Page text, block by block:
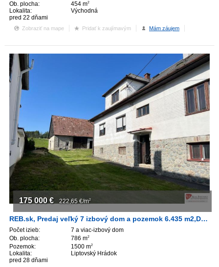
Ob. plocha:
454 m2
Lokalita:
Východná
pred 22 dňami
Zobraziť na mape Pridať k zaujímavým Mám záujem
REB.sk, Predaj veľký 7 izbový dom a pozemok 6.435 m2,Dovalovo
Počet izieb:
7 a viac-izbový dom
Ob. plocha:
786 m2
Pozemok: 1500 m2
Lokalita:
Liptovský Hrádok
pred 28 dňami
175 000 € 222,65 €/m2